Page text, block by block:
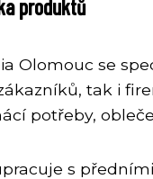
produktů
Olomouc se
tak i
potřeby,
s